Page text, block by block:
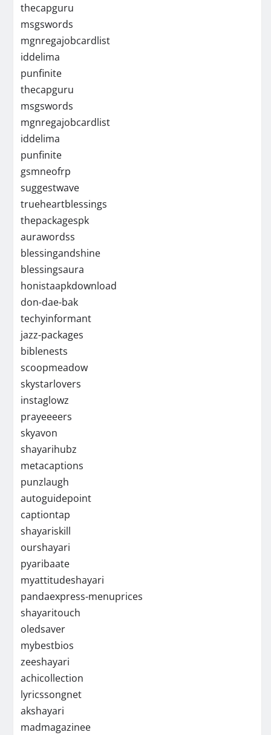
thecapguru
msgswords
mgnregajobcardlist
iddelima
punfinite
thecapguru
msgswords
mgnregajobcardlist
iddelima
punfinite
gsmneofrp
suggestwave
trueheartblessings
thepackagespk
aurawordss
blessingandshine
blessingsaura
honistaapkdownload
don-dae-bak
techyinformant
jazz-packages
biblenests
scoopmeadow
skystarlovers
instaglowz
prayeeeers
skyavon
shayarihubz
metacaptions
punzlaugh
autoguidepoint
captiontap
shayariskill
ourshayari
pyaribaate
myattitudeshayari
pandaexpress-menuprices
shayaritouch
oledsaver
mybestbios
zeeshayari
achicollection
lyricssongnet
akshayari
madmagazinee